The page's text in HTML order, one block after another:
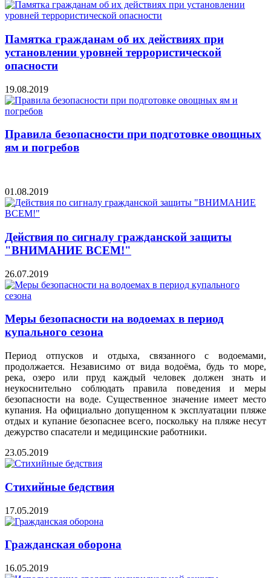
Памятка гражданам об их действиях при
установлении уровней террористической
опасности
19.08.2019
Правила безопасности при подготовке овощных
ям и погребов
01.08.2019
Действия по сигналу гражданской защиты
"ВНИМАНИЕ ВСЕМ!"
26.07.2019
Меры безопасности на водоемах в период
купального сезона
Период отпусков и отдыха, связанного с водоемами,
продолжается. Независимо от вида водоёма, будь то море,
река, озеро или пруд каждый человек должен знать и
неукоснительно соблюдать правила поведения и меры
безопасности на воде. Существенное значение имеет место
купания. На официально допущенном к эксплуатации пляже
отдых и купание безопаснее всего, поскольку на пляже несут
дежурство спасатели и медицинские работники.
23.05.2019
Стихийные бедствия
17.05.2019
Гражданская оборона
16.05.2019